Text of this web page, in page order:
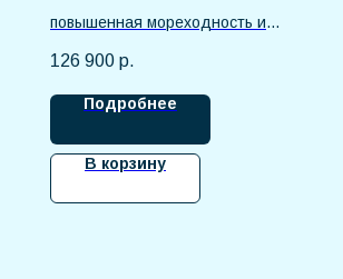
Boats
повышенная мореходность и
126 900 р.
Подробнее
В корзину